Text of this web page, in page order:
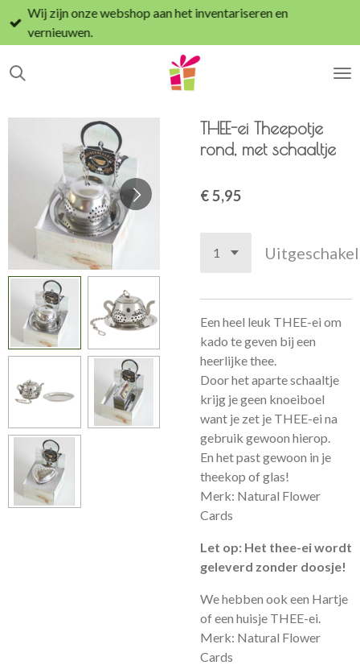
Ga
direct
de
Wij zijn onze webshop aan het inventariseren en
vernieuwen.
THEE-ei Theepotje
rond, met schaaltje
€ 5,95
Een heel leuk THEE-ei om
kado te geven bij een
heerlijke thee.
Door het aparte schaaltje
krijg je geen knoeiboel
want je zet je THEE-ei na
gebruik gewoon hierop.
En het past gewoon in je
theekop of glas!
Merk: Natural Flower
Cards
Let op: Het thee-ei wordt
geleverd zonder doosje!
We hebben ook een Hartje
of een huisje THEE-ei.
Merk: Natural Flower
Cards